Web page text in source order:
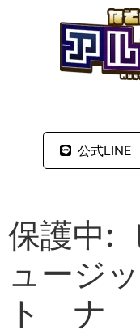
公式LINE
保護中:
ュージ
ト ナ